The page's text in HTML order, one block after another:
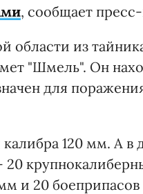
, сообщает
области из
"Шмель". Он
для
120 мм. А в
и 20